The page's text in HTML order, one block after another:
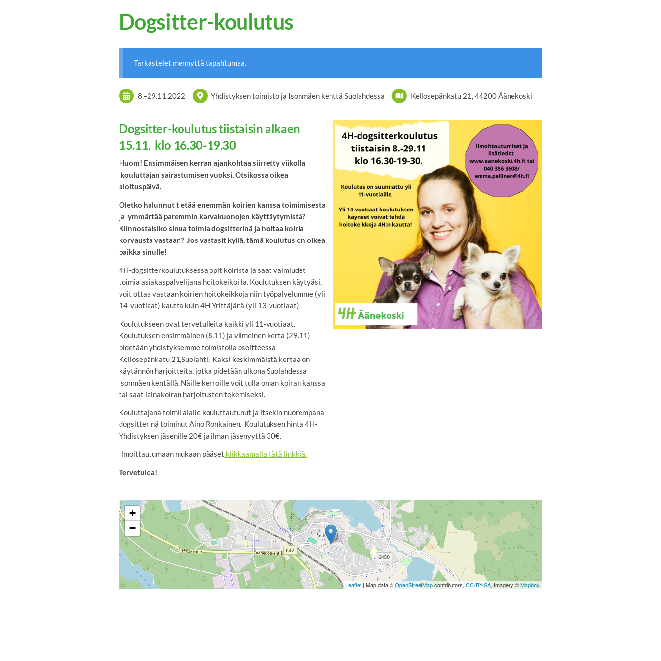
Dogsitter-koulutus
Tarkastelet mennyttä tapahtumaa.
8. –29.11.2022 Yhdistyksen toimisto ja Isonmäen kenttä Suolahdessa Kellosepänkatu 21, 44200 Äänekoski
Dogsitter-koulutus tiistaisin alkaen
15.11. klo 16.30-19.30
Huom! Ensimmäisen kerran ajankohtaa siirretty viikolla
kouluttajan sairastumisen vuoksi. Otsikossa oikea
aloituspäivä.
Oletko halunnut tietää enemmän koirien kanssa toimimisesta
ja ymmärtää paremmin karvakuonojen käyttäytymistä?
Kiinnostaisiko sinua toimia dogsitterinä ja hoitaa koiria
korvausta vastaan? Jos vastasit kyllä, tämä koulutus on oikea
paikka sinulle!
4H-dogsitterkoulutuksessa opit koirista ja saat valmiudet
toimia asiakaspalvelijana hoitokeikoilla. Koulutuksen käytyäsi,
voit ottaa vastaan koirien hoitokeikkoja niin työpalvelumme (yli
14-vuotiaat) kautta kuin 4H-Yrittäjänä (yli 13-vuotiaat).
Koulutukseen ovat tervetulleita kaikki yli 11-vuotiaat.
Koulutuksen ensimmäinen (8.11) ja viimeinen kerta (29.11)
pidetään yhdistyksemme toimistolla osoitteessa
Kellosepänkatu 21,Suolahti. Kaksi keskimmäistä kertaa on
käytännön harjoitteita, jotka pidetään ulkona Suolahdessa
isonmäen kentällä. Näille kerroille voit tulla oman koiran kanssa
tai saat lainakoiran harjoitusten tekemiseksi.
Kouluttajana toimii alalle kouluttautunut ja itsekin nuorempana
dogsitterinä toiminut Aino Ronkainen. Koulutuksen hinta 4H-
Yhdistyksen jäsenille 20€ ja ilman jäsenyyttä 30€.
Ilmoittautumaan mukaan pääset klikkaamalla tätä linkkiä.
Tervetuloa!
+
−
Leaflet | Map data ©OpenStreetMapcontributors,CC-BY-SA, Imagery ©Mapbox